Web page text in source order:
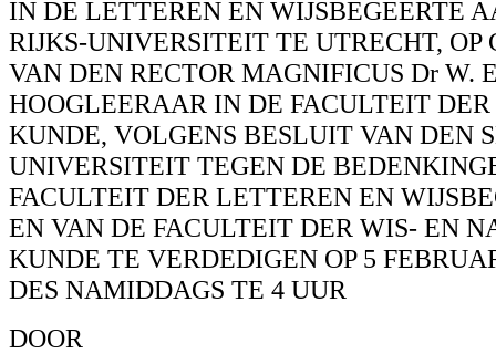
IN DE LETTEREN EN WIJSBEGEERTE
RIJKS-UNIVERSITEIT TE UTRECHT, OP
VAN DEN RECTOR MAGNIFICUS Dr W.
HOOGLEERAAR IN DE FACULTEIT DER
KUNDE, VOLGENS BESLUIT VAN DEN
UNIVERSITEIT TEGEN DE
FACULTEIT DER LETTEREN EN
EN VAN DE FACULTEIT DER WIS- EN
KUNDE TE VERDEDIGEN OP 5
DES NAMIDDAGS TE 4 UUR
DOOR